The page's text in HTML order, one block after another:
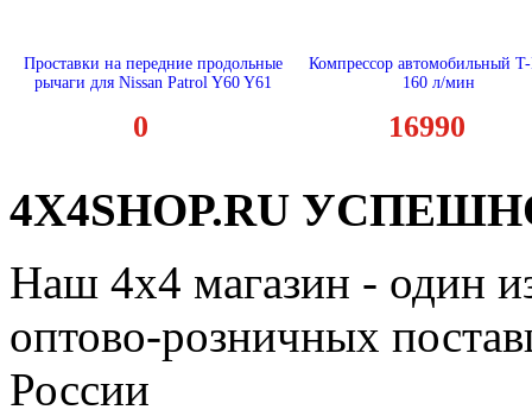
Проставки на передние продольные
рычаги для Nissan Patrol Y60 Y61
0
Компрессор автомобильный
160 л/мин
16990
4X4SHOP.RU
Наш 4x4 магазин - один
оптово-розничных
России